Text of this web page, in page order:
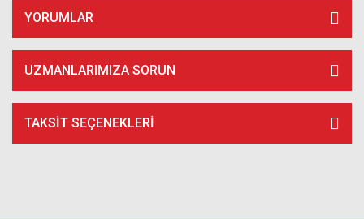
YORUMLAR
UZMANLARIMIZA SORUN
TAKSIT SEÇENEKLERI